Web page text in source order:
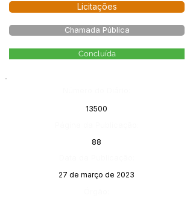
Licitações
Chamada Pública
Concluída
13500
88
27 de março de 2023